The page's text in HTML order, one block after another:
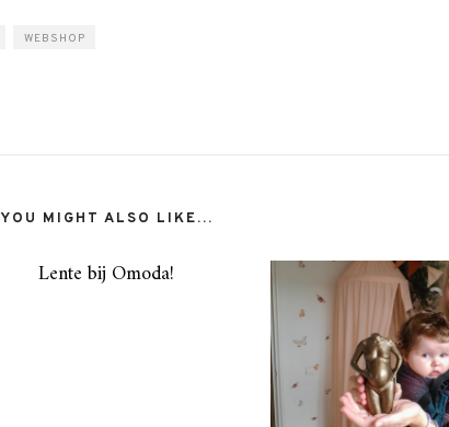
WEBSHOP
YOU MIGHT ALSO LIKE...
Lente bij Omoda!